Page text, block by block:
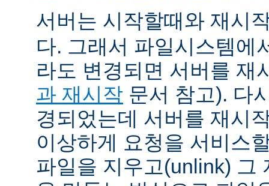
서버는 시작할때와 재시
다. 그래서 파일시스템에
라도 변경되면 서버를 재
과 재시작 문서 참고). 다
경되었는데 서버를 재시
이상하게 요청을 서비스
파일을 지우고(unlink) 그